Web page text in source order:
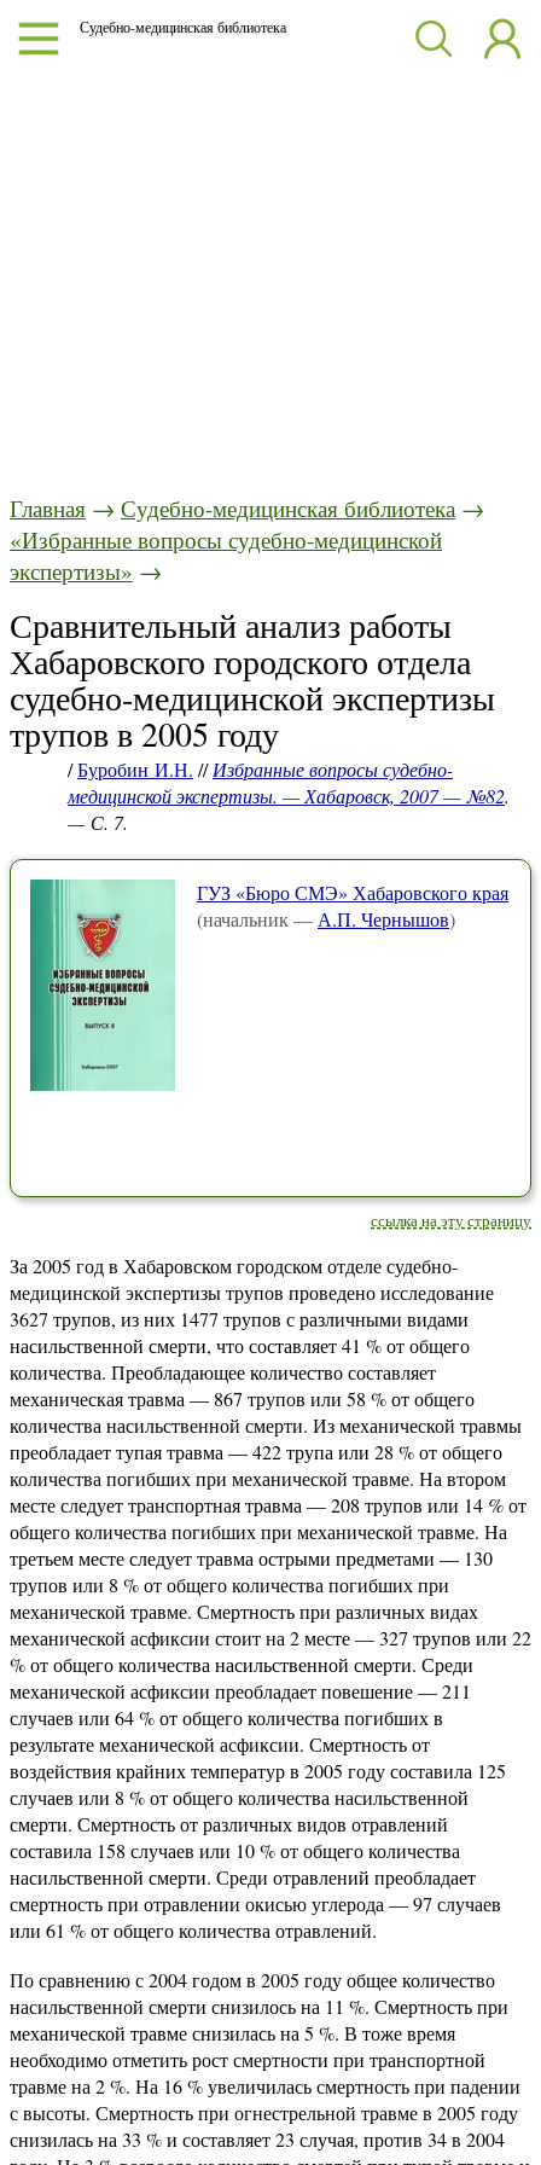
Судебно-медицинская библиотека
Главная → Судебно-медицинская библиотека →
«Избранные вопросы судебно-медицинской
экспертизы» →
Сравнительный анализ работы
Хабаровского городского отдела
судебно-медицинской экспертизы
трупов в 2005 году
/Буробин И.Н. //Избранные вопросы судебно-
медицинской экспертизы. — Хабаровск, 2007 — №82.
— С. 7.
ГУЗ «Бюро СМЭ» Хабаровского края
(начальник — А.П. Чернышов)
ссылка на эту страницу
За 2005 год в Хабаровском городском отделе судебно-
медицинской экспертизы трупов проведено исследование
3627 трупов, из них 1477 трупов с различными видами
насильственной смерти, что составляет 41 % от общего
количества. Преобладающее количество составляет
механическая травма — 867 трупов или 58 % от общего
количества насильственной смерти. Из механической травмы
преобладает тупая травма — 422 трупа или 28 % от общего
количества погибших при механической травме. На втором
месте следует транспортная травма — 208 трупов или 14 %от
общего количества погибших при механической травме. На
третьем месте следует травма острыми предметами — 130
трупов или 8 % от общего количества погибших при
механической травме. Смертность при различных видах
механической асфиксии стоит на 2 месте — 327 трупов или 22
% от общего количества насильственной смерти. Среди
механической асфиксии преобладает повешение — 211
случаев или 64 % от общего количества погибших в
результате механической асфиксии. Смертность от
воздействия крайних температур в 2005 году составила 125
случаев или 8 % от общего количества насильственной
смерти. Смертность от различных видов отравлений
составила 158 случаев или 10 % от общего количества
насильственной смерти. Среди отравлений преобладает
смертность при отравлении окисью углерода — 97 случаев
или 61 % от общего количества отравлений.
По сравнению с 2004 годом в 2005 году общее количество
насильственной смерти снизилось на 11 %. Смертность при
механической травме снизилась на 5 %. В тоже время
необходимо отметить рост смертности при транспортной
травме на 2 %. На 16 % увеличилась смертность при падении
с высоты. Смертность при огнестрельной травме в 2005 году
снизилась на 33 % и составляет 23 случая, против 34 в 2004